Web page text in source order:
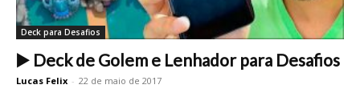
Deck para Desafios
▶️ Deck de Golem e Lenhador para Desafios
Lucas Felix - 22 de maio de 2017